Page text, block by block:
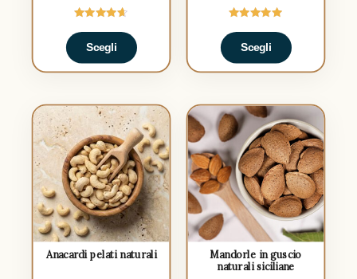
su 5
Scegli
su 5
Scegli
Anacardi pelati naturali
Mandorle in guscio
naturali siciliane